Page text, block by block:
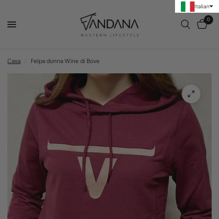
0
Casa Felpa donna Wine di Bove
Italian